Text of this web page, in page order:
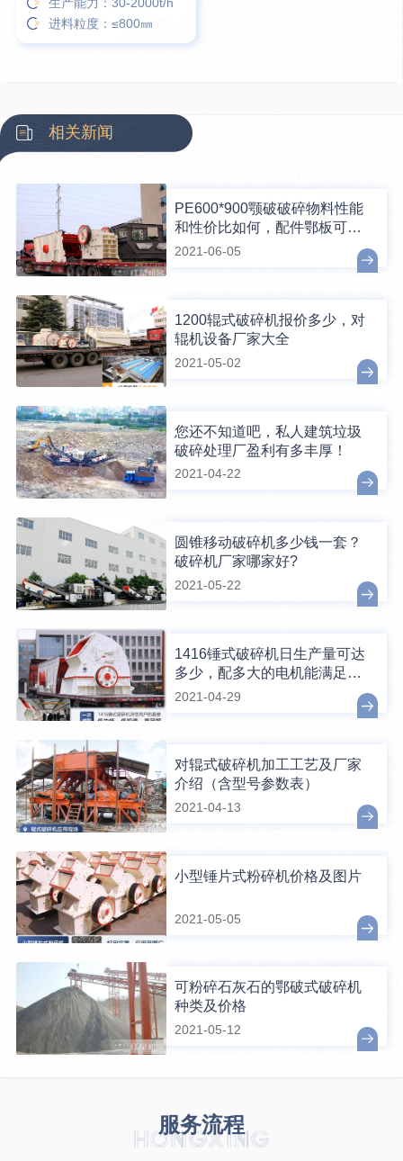
进料粒度：≤800㎜
相关新闻
PE600*900颚破破碎物料性能
和性价比如何，配件鄂板可换
吗？
2021-06-05
1200辊式破碎机报价多少，对
辊机设备厂家大全
2021-05-02
您还不知道吧，私人建筑垃圾
破碎处理厂盈利有多丰厚！
2021-04-22
圆锥移动破碎机多少钱一套？
破碎机厂家哪家好?
2021-05-22
1416锤式破碎机日生产量可达
多少，配多大的电机能满足破
碎生产需要？
2021-04-29
对辊式破碎机加工工艺及厂家
介绍（含型号参数表）
2021-04-13
小型锤片式粉碎机价格及图片
2021-05-05
可粉碎石灰石的鄂破式破碎机
种类及价格
2021-05-12
服务流程